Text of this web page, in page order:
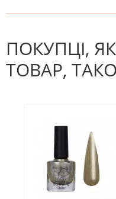
На даний час немає
ПОКУПЦІ,
ТОВАР,